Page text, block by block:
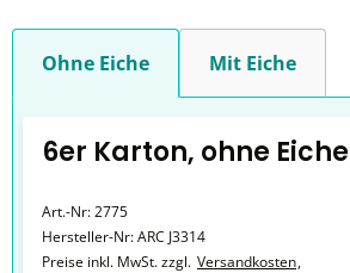
Ohne Eiche Mit Eiche
6er Karton, ohne Eiche
Art.-Nr:2775
Hersteller-Nr:ARC J3314
Preise inkl. MwSt. zzgl. Versandkosten,